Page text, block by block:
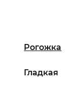
Рогожка
Гладкая